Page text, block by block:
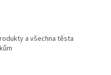
a všechna těsta